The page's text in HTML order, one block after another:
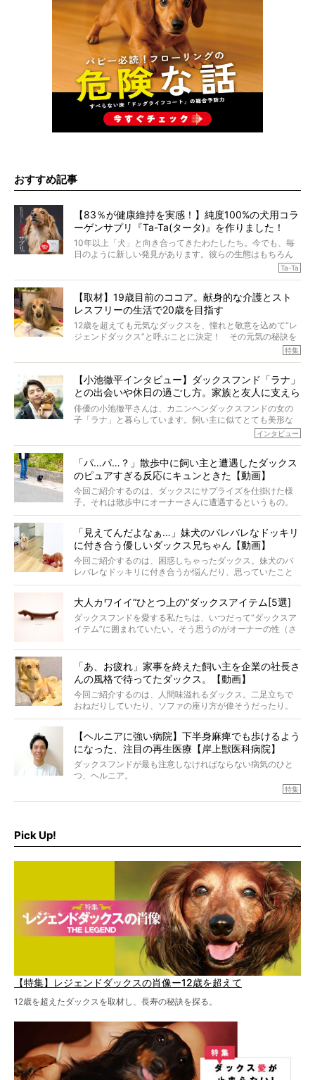
おすすめ記事
【83％が健康維持を実感！】純度100%の犬用コラ
ーゲンサプリ『Ta-Ta(タータ)』を作りました！
10年以上「犬」と向き合ってきたわたしたち。今でも、毎
日のように新しい発見があります。彼らの生態はもちろん
のこと、「食事」に関することも同じです。昔の犬は25年
代の犬の食事は“ある重要な栄養”が不足しがちになっている
というのです。
それを効率よくおぎなってくれるのが、コラーゲン！ そ
こでわたしたちは、純度100%の犬用コラーゲンサプリ
『Ta-Ta(タータ)』を作りました！
愛犬家の83％が「健康維持を実感した」と評判のTa-Ta(タ
か届きますように。
Ta-Ta
【取材】19歳目前のココア。献身的な介護とスト
レスフリーの生活で20歳を目指す
12歳を超えても元気なダックスを、憧れと敬意を込めて“レ
ジェンドダックス”と呼ぶことに決定！ その元気の秘訣を
オーナーさんに伺うのが、特集『レジェンドダックスの肖
く」というオーナーさんのポリシーのもと、甘やかさずに
育てられ、18歳になるまで定期検査すらしたことがなかっ
たというココアくん。果たしてその長生きの秘訣とは。
特集
【小池徹平インタビュー】ダックスフンド「ラナ」
との出会いや休日の過ごし方。家族と友人に支えら
れてー
俳優の小池徹平さんは、カニンヘンダックスフンドの女の
子「ラナ」と暮らしています。飼い主に似てとても美形な
ラナは、現在８才。小池さんのインスタグラムでは、ラナ
ケメンから愛されているラナは、去年の誕生日に小池さん
からプレゼントしてもらったハーネスをつけて撮影に参加
してくれました。
インタビュー
「パ…パ…？」散歩中に飼い主と遭遇したダックス
のピュアすぎる反応にキュンときた【動画】
今回ご紹介するのは、ダックスにサプライズを仕掛けた様
子。それは散歩中にオーナーさんに遭遇するというもの。
戸惑って歩きを止めたり、すぐに気付いて追いかけたり、
「見えてんだよなぁ…」妹犬のバレバレなドッキリ
に付き合う優しいダックス兄ちゃん【動画】
今回ご紹介するのは、困惑しちゃったダックス。妹犬のバ
レバレなドッキリに付き合うか悩んだり、思っていたこと
と違う事態に陥ったり。そんなお悩み全開なダックスの様
大人カワイイ“ひとつ上の”ダックスアイテム[5選]
ダックスフンドを愛する私たちは、いつだって“ダックスア
イテム”に囲まれていたい。そう思うのがオーナーの性（さ
ムをご紹介。
「あ、お疲れ」家事を終えた飼い主を企業の社長さ
んの風格で待ってたダックス。【動画】
今回ご紹介するのは、人間味溢れるダックス。二足立ちで
おねだりしていたり、ソファの座り方が偉そうだったり。
今にも言葉を発しそうなダックスの姿は、もう人間にしか
【ヘルニアに強い病院】下半身麻痺でも歩けるよう
になった、注目の再生医療【岸上獣医科病院】
ダックスフンドが最も注意しなければならない病気のひと
つ、ヘルニア。
特集『ヘルニアに、負けない』では、ヘルニアに強い動物
を点滴投与する治療により、歩けなかった子が投与37日で
特集
Pick Up!
【特集】レジェンドダックスの肖像ー12歳を超えて
12歳を超えたダックスを取材し、長寿の秘訣を探る。